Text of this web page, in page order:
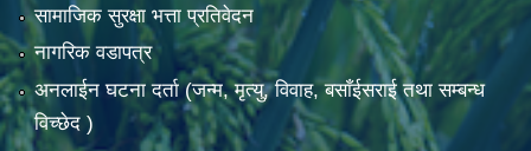
सामाजिक सुरक्षा भत्ता प्रतिवेदन
नागरिक वडापत्र
अनलाईन घटना दर्ता (जन्म, मृत्यु, विवाह, बसाँईसराई तथा सम्बन्ध
विच्छेद )